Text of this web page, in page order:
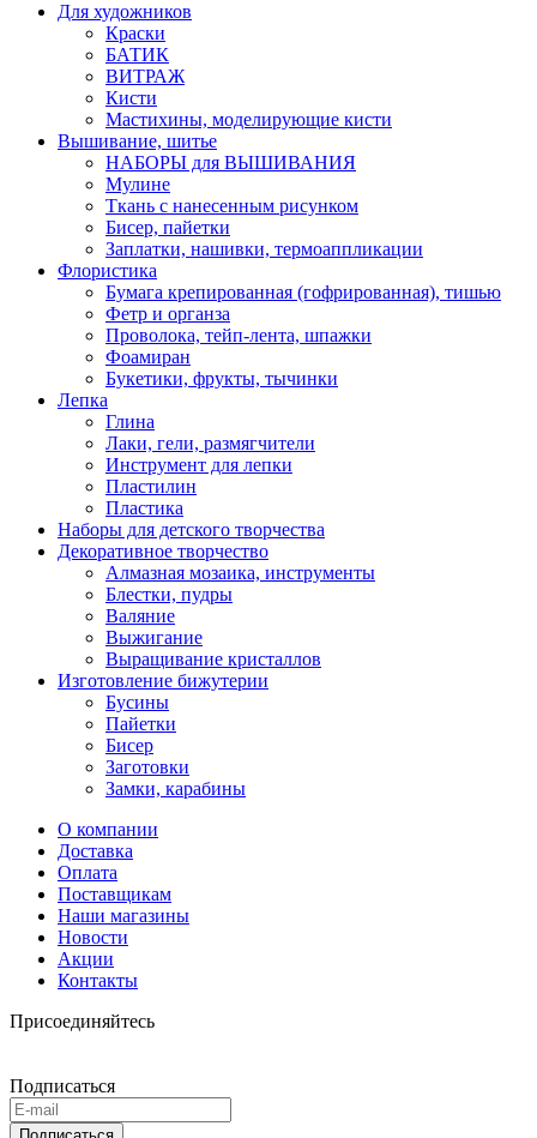
Для художников
Краски
БАТИК
ВИТРАЖ
Кисти
Мастихины, моделирующие кисти
Вышивание, шитье
НАБОРЫ для ВЫШИВАНИЯ
Мулине
Ткань с нанесенным рисунком
Бисер, пайетки
Заплатки, нашивки, термоаппликации
Флористика
Бумага крепированная (гофрированная), тишью
Фетр и органза
Проволока, тейп-лента, шпажки
Фоамиран
Букетики, фрукты, тычинки
Лепка
Глина
Лаки, гели, размягчители
Инструмент для лепки
Пластилин
Пластика
Наборы для детского творчества
Декоративное творчество
Алмазная мозаика, инструменты
Блестки, пудры
Валяние
Выжигание
Выращивание кристаллов
Изготовление бижутерии
Бусины
Пайетки
Бисер
Заготовки
Замки, карабины
О компании
Доставка
Оплата
Поставщикам
Наши магазины
Новости
Акции
Контакты
Присоединяйтесь
Подписаться